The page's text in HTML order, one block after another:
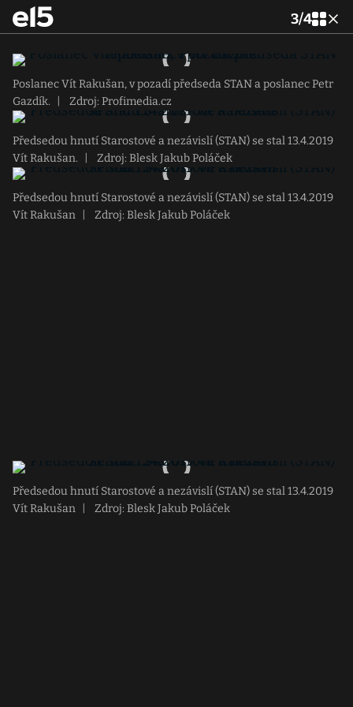
3/4
Poslanec Vít Rakušan, v pozadí předseda STAN a poslanec Petr
Gazdík.
Zdroj: Profimedia.cz
Předsedou hnutí Starostové a nezávislí (STAN) se stal 13.4.2019
Vít Rakušan.
Zdroj: Blesk Jakub Poláček
Předsedou hnutí Starostové a nezávislí (STAN) se stal 13.4.2019
Vít Rakušan
Zdroj: Blesk Jakub Poláček
Předsedou hnutí Starostové a nezávislí (STAN) se stal 13.4.2019
Vít Rakušan
Zdroj: Blesk Jakub Poláček